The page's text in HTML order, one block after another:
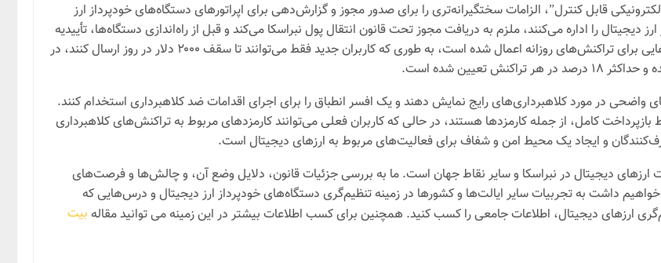
قابل کنترل”، الزامات سختگیرانه‌تری را برای صدور مجوز و گزارش‌دهی برای اپراتورهای دستگاه‌های خودپرداز ارز
را اداره می‌کنند، ملزم به دریافت مجوز تحت قانون انتقال پول نبراسکا می‌کند و قبل از راه‌اندازی دستگاه‌ها، تأییدیه
وزارت بانکداری و دارایی ایالت را ضروری می‌سازد. همچنین، محدودیت‌هایی برای تراکنش‌های روزانه اعمال شده است، به طوری که کاربران جدید فقط می‌توانند تا سقف ۲۰۰۰ دلار در روز ارسال کنند، در
واضحی در مورد کلاهبرداری‌های رایج نمایش دهند و یک افسر انطباق را برای اجرای اقدامات ضد کلاهبرداری استخدام کنند.
۹۰ روز گزارش دهند، واجد شرایط بازپرداخت کامل، از جمله کارمزدها هستند، در حالی که کاربران فعلی می‌توانند کارمزدهای مربوط به تراکنش‌های کلاهبرداری
و ایجاد یک محیط امن و شفاف برای فعالیت‌های مربوط به ارزهای دیجیتال است.
ارزهای دیجیتال در نبراسکا و سایر نقاط جهان است. ما به بررسی جزئیات قانون، دلایل وضع آن، و چالش‌ها و فرصت‌های
داشت به تجربیات سایر ایالت‌ها و کشورها در زمینه تنظیم‌گری دستگاه‌های خودپرداز ارز دیجیتال و درس‌هایی که
ارزهای دیجیتال، اطلاعات جامعی را کسب کنید. همچنین برای کسب اطلاعات بیشتر در این زمینه می توانید مقاله بیت